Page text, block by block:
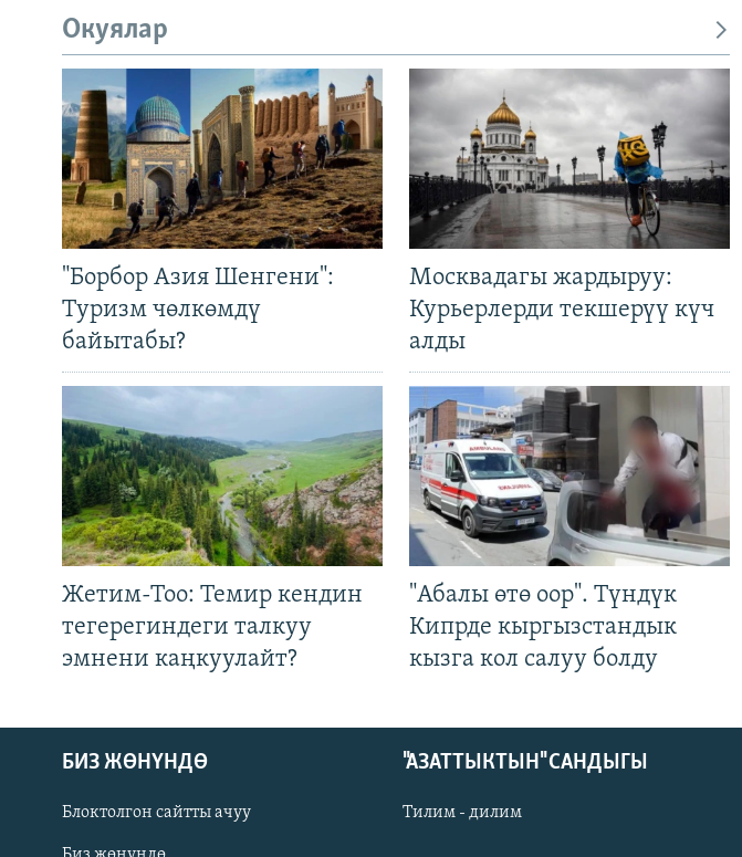
Окуялар
"Борбор Азия Шенгени":
Туризм чөлкөмдү
байытабы?
Москвадагы жардыруу:
Курьерлерди текшерүү күч
алды
Жетим-Тоо: Темир кендин
тегерегиндеги талкуу
эмнени каңкуулайт?
"Абалы өтө оор". Түндүк
Кипрде кыргызстандык
кызга кол салуу болду
БИЗ ЖӨНҮНДӨ
Блоктолгон сайтты ачуу
"АЗАТТЫКТЫН" САНДЫГЫ
Тилим - дилим